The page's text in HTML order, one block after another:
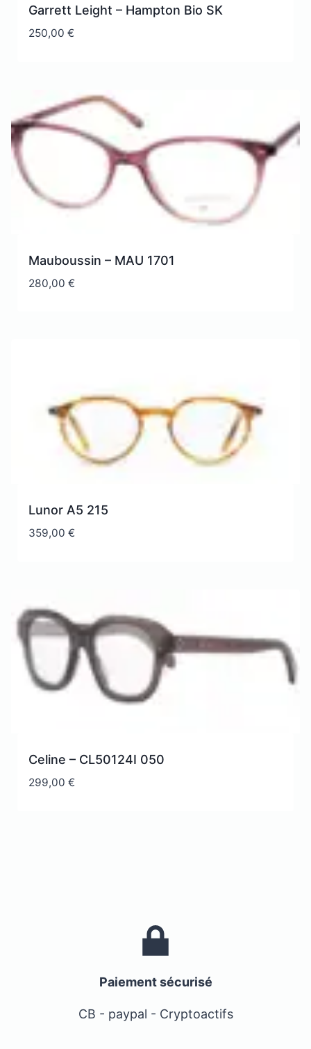
Garrett Leight – Hampton Bio SK
250,00€
Mauboussin – MAU 1701
280,00€
Lunor A5 215
359,00€
Celine – CL50124I 050
299,00€
Paiement sécurisé
CB - paypal - Cryptoactifs